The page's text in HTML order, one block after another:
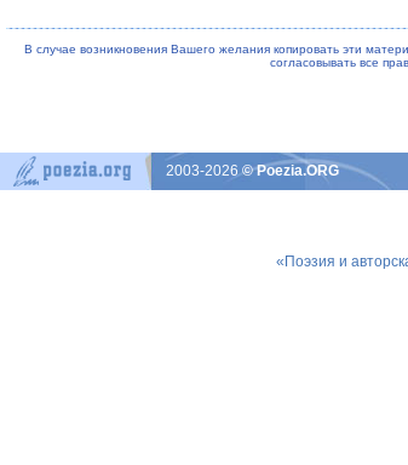
В случае возникновения Вашего желания копировать эти
согласовывать все
2003-2026© Poezia.ORG
«Поэзия и